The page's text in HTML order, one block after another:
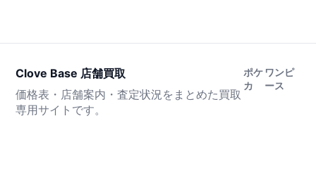
Clove Base 店舗買取
価格表・店舗案内・査定状況をまとめた買取
専用サイトです。
ポケ
カ
ワンピ
ース